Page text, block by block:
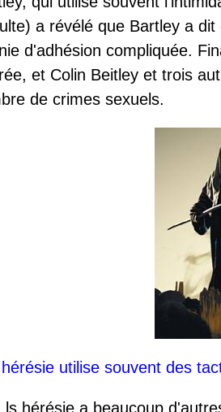
a révélé que Bartley a
d'adhésion compliquée.
et Colin Beitley et trois
de crimes sexuels.
utilise souvent des
hérésie a beaucoup